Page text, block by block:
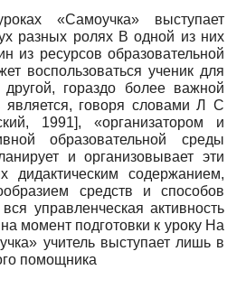
«Самоучка» выступает
разных ролях В одной из них
из ресурсов образовательной
воспользоваться ученик для
гораздо более важной
является, говоря словами Л С
1991], «организатором и
образовательной среды
и организовывает эти
дидактическим содержанием,
средств и способов
управленческая активность
момент подготовки к уроку На
учитель выступает лишь в
помощника